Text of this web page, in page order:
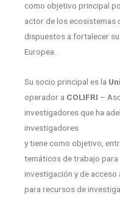
como objetivo principal
actor de los ecosistemas
dispuestos a fortalecer
Europea.
Su socio principal es la
operador a COLIFRI –
investigadores que ha
investigadores
y tiene como objetivo,
temáticos de trabajo
investigación y de
para recursos de